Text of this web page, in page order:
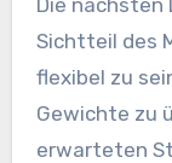
Sichtteil des
flexibel zu
Gewichte zu
erwarteten